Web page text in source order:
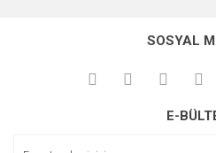
kullanarak tarafımıza iletebilirsiniz.
Görüş ve önerileriniz için teşekkür
Ürün açıklamasında eksik bilgiler
SOSYAL
E-